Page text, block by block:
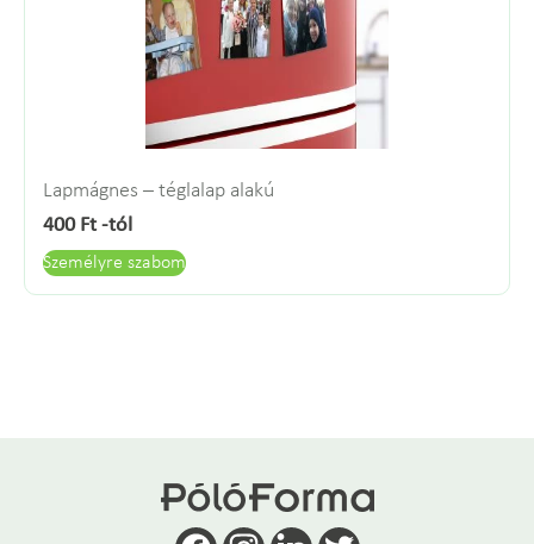
Lapmágnes – téglalap alakú
400 Ft-tól
Személyre szabom